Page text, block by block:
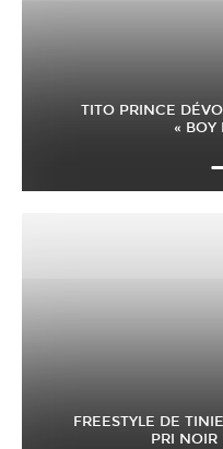
TITO PRINCE
« BOY
FREESTYLE DE
PRI NOIR